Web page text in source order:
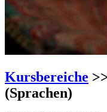
Kursbereiche
(Sprachen)